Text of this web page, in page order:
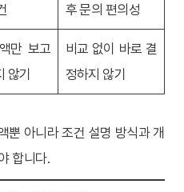
후 문의 편의성
만 보고
않기
비교 없이 바로 결
정하지 않기
뿐 아니라 조건 설명 방식과 개
합니다.